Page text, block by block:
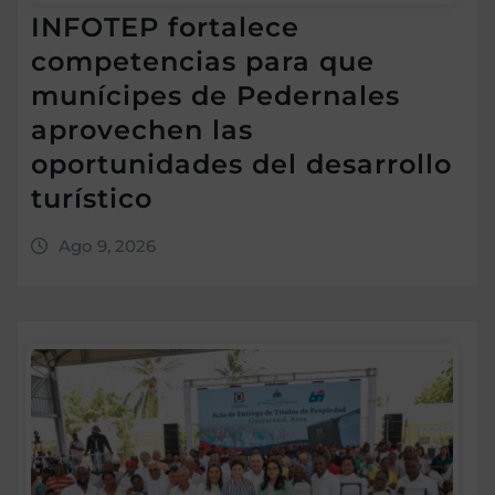
INFOTEP fortalece
competencias para que
munícipes de Pedernales
aprovechen las
oportunidades del desarrollo
turístico
Ago 9, 2026